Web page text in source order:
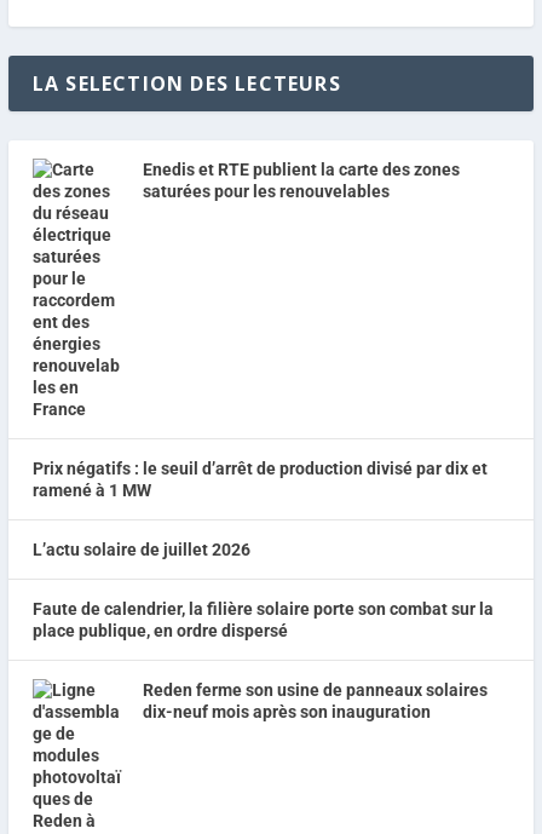
LA SELECTION DES LECTEURS
Enedis et RTE publient la carte des zones
saturées pour les renouvelables
Prix négatifs : le seuil d’arrêt de production divisé par dix et
ramené à 1 MW
L’actu solaire de juillet 2026
Faute de calendrier, la filière solaire porte son combat sur la
place publique, en ordre dispersé
Reden ferme son usine de panneaux solaires
dix-neuf mois après son inauguration